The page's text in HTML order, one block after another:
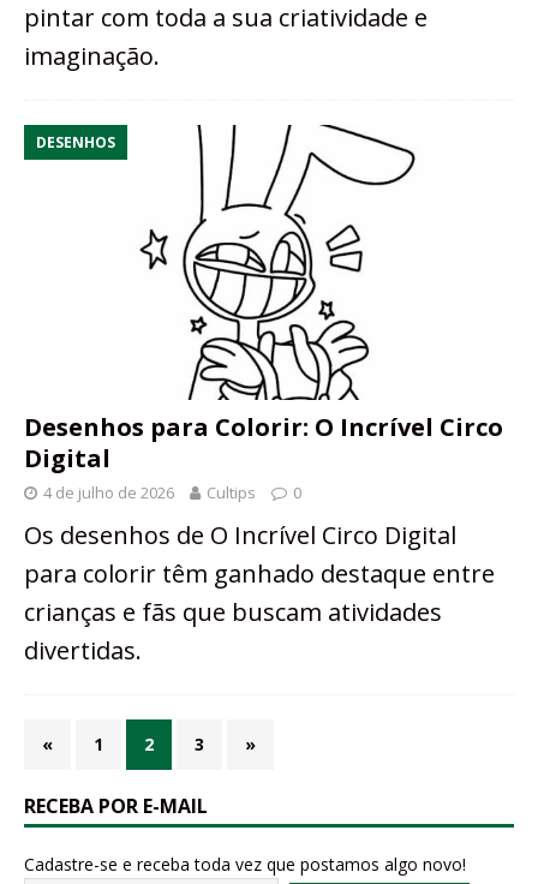
pintar com toda a sua criatividade e
imaginação.
DESENHOS
Desenhos para Colorir: O Incrível Circo
Digital
4 de julho de 2026 Cultips 0
Os desenhos de O Incrível Circo Digital
para colorir têm ganhado destaque entre
crianças e fãs que buscam atividades
divertidas.
« 1 2 3 »
RECEBA POR E-MAIL
Cadastre-se e receba toda vez que postamos algo novo!